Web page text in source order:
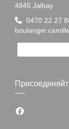
4845 Jalhay
0470 22 27
Facebook